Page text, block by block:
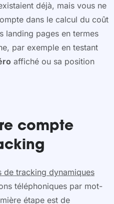
déjà, mais vous ne
dans le calcul du coût
landing pages en termes
par exemple en testant
affiché ou sa position
compte
de tracking dynamiques
téléphoniques par mot-
étape est de